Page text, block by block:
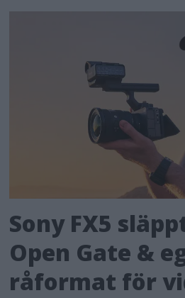
Sony FX5
Open Gate &
råformat för